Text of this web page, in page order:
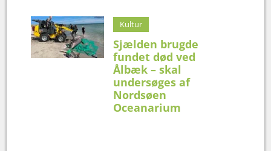
Kultur
Sjælden brugde
fundet død ved
Ålbæk – skal
undersøges af
Nordsøen
Oceanarium